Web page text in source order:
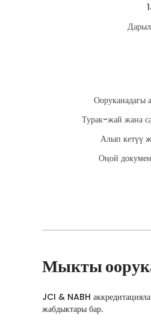
Ооруканадагы
Турак-жай жана
Алып кетүү
Оңой
Мыкты
JCI & NABH
жабдыктары бар.